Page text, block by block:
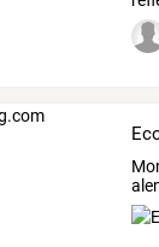
des
la…